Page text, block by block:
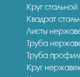
Круг стальной
Квадрат
Листы
Труба
Труба
Круг